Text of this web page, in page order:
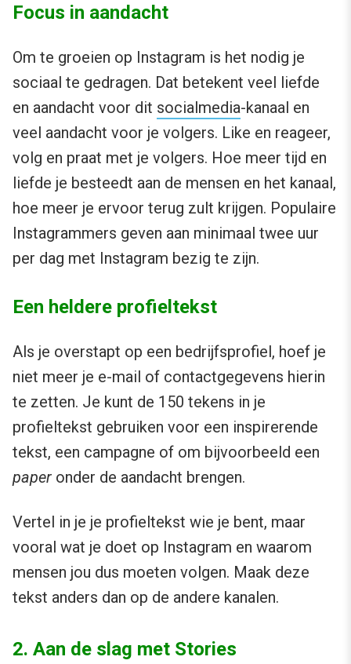
Focus in aandacht
Om te groeien op Instagram is het nodig je
sociaal te gedragen. Dat betekent veel liefde
en aandacht voor dit socialmedia-kanaal en
veel aandacht voor je volgers. Like en reageer,
volg en praat met je volgers. Hoe meer tijd en
liefde je besteedt aan de mensen en het kanaal,
hoe meer je ervoor terug zult krijgen. Populaire
Instagrammers geven aan minimaal twee uur
per dag met Instagram bezig te zijn.
Een heldere profieltekst
Als je overstapt op een bedrijfsprofiel, hoef je
niet meer je e-mail of contactgegevens hierin
te zetten. Je kunt de 150 tekens in je
profieltekst gebruiken voor een inspirerende
tekst, een campagne of om bijvoorbeeld een
paper onder de aandacht brengen.
Vertel in je je profieltekst wie je bent, maar
vooral wat je doet op Instagram en waarom
mensen jou dus moeten volgen. Maak deze
tekst anders dan op de andere kanalen.
2. Aan de slag met Stories